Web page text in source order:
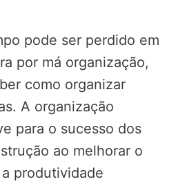
pode ser perdido em
por má organização,
como organizar
A organização
para o sucesso dos
ao melhorar o
produtividade